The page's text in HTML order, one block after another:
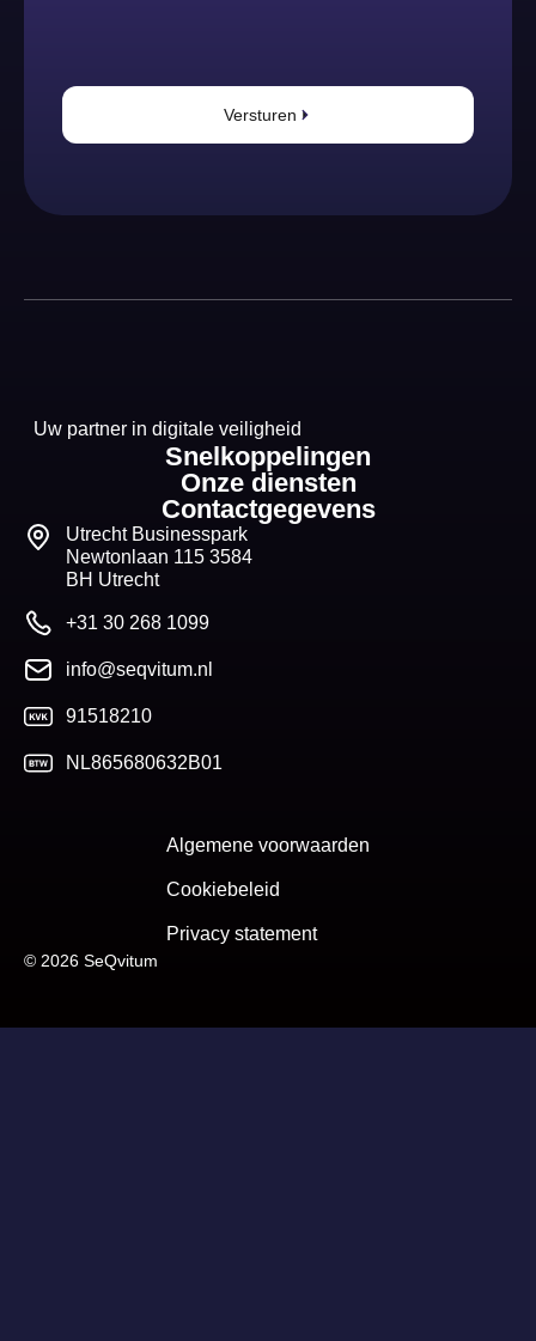
Versturen
Uw partner in digitale veiligheid
Snelkoppelingen
Onze diensten
Contactgegevens
Utrecht Businesspark
Newtonlaan 115 3584
BH Utrecht
+31 30 268 1099
info@seqvitum.nl
91518210
NL865680632B01
© 2026 SeQvitum
Algemene voorwaarden
Cookiebeleid
Privacy statement